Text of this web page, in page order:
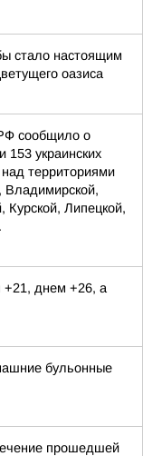
стало настоящим
оазиса
сообщило о
153 украинских
территориями
Владимирской,
Курской, Липецкой,
+21, днем +26, а
бульонные
прошедшей